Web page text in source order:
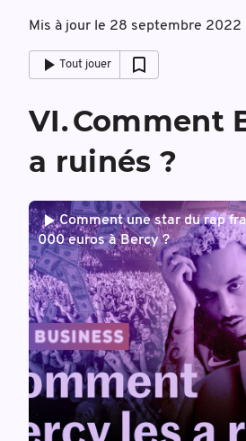
Mis à jour le 28 septembre 2022
Tout jouer
VI.Comment
a ruinés ?
Comment une star du rap
000 euros à Bercy ?